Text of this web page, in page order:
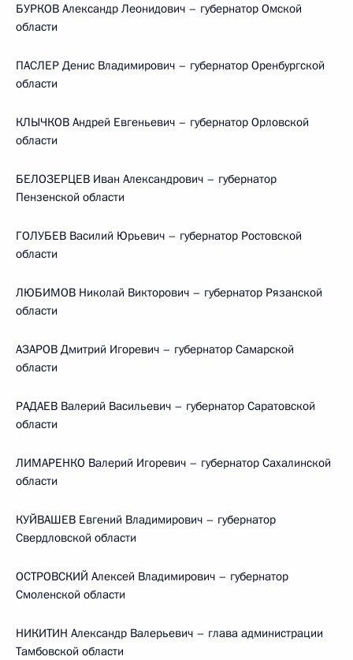
БУРКОВ Александр Леонидович – губернатор Омской
области
ПАСЛЕР Денис Владимирович – губернатор Оренбургской
области
КЛЫЧКОВ Андрей Евгеньевич – губернатор Орловской
области
БЕЛОЗЕРЦЕВ Иван Александрович – губернатор
Пензенской области
ГОЛУБЕВ Василий Юрьевич – губернатор Ростовской
области
ЛЮБИМОВ Николай Викторович – губернатор Рязанской
области
АЗАРОВ Дмитрий Игоревич – губернатор Самарской
области
РАДАЕВ Валерий Васильевич – губернатор Саратовской
области
ЛИМАРЕНКО Валерий Игоревич – губернатор Сахалинской
области
КУЙВАШЕВ Евгений Владимирович – губернатор
Свердловской области
ОСТРОВСКИЙ Алексей Владимирович – губернатор
Смоленской области
НИКИТИН Александр Валерьевич – глава администрации
Тамбовской области